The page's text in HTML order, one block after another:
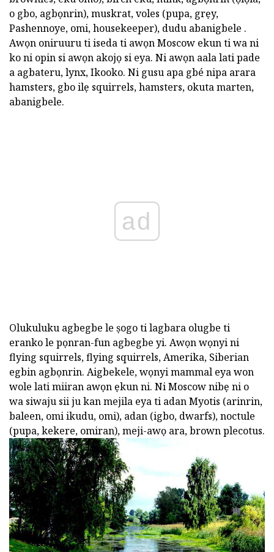
o gbo, agbọnrin), muskrat, voles (pupa, grẹy,
Pashennoye, omi, housekeeper), dudu abanigbele .
Awọn oniruuru ti iseda ti awọn Moscow ekun ti wa ni
ko ni opin si awọn akojọ si eya. Ni awọn aala lati pade
a agbateru, lynx, Ikooko. Ni gusu apa gbé nipa arara
hamsters, gbo ilẹ squirrels, hamsters, okuta marten,
abanigbele.
ad
Olukuluku agbegbe le ṣogo ti lagbara olugbe ti
eranko le pọnran-fun agbegbe yi. Awọn wọnyi ni
flying squirrels, flying squirrels, Amerika, Siberian
egbin agbọnrin. Aigbekele, wọnyi mammal eya won
wole lati miiran awọn ẹkun ni. Ni Moscow nibẹ ni o
wa siwaju sii ju kan mejila eya ti adan Myotis (arinrin,
baleen, omi ikudu, omi), adan (igbo, dwarfs), noctule
(pupa, kekere, omiran), meji-awọ ara, brown plecotus.